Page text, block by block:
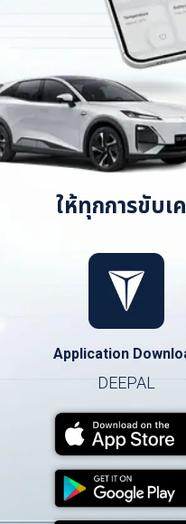
ให้ทุกการขับ
Application
DEEPAL